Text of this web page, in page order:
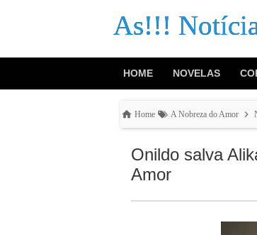
As!!!
HOME NOVELAS
Home A Nobreza do Amor
Onildo salva
Amor